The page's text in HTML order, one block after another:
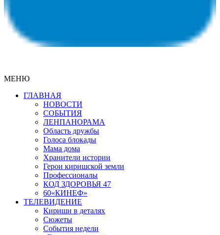
МЕНЮ
ГЛАВНАЯ
НОВОСТИ
СОБЫТИЯ
ЛЕНПАНОРАМА
Область дружбы
Голоса блокады
Мама дома
Хранители истории
Герои киришской земли
Профессионалы
КОД ЗДОРОВЬЯ 47
60«КИНЕФ»
ТЕЛЕВИДЕНИЕ
Кириши в деталях
Сюжеты
События недели